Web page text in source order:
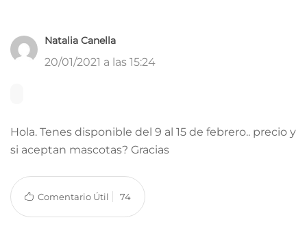
Natalia Canella
20/01/2021 a las 15:24
Hola. Tenes disponible del 9 al 15 de febrero.. precio y
si aceptan mascotas? Gracias
Comentario Útil 74